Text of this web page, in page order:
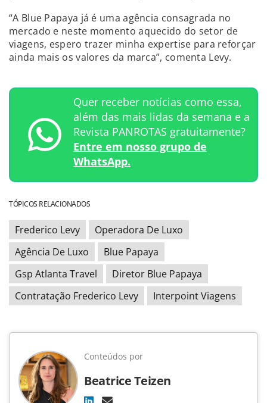
“A Blue Papaya já é uma agência consagrada no
mercado e neste momento aquecido do setor de
viagens, espero trazer minha expertise para reforçar
ainda mais os valores da marca”, comenta Levy.
Quer receber notícias como essa,
além das mais lidas da semana e a
Revista PANROTAS gratuitamente?
Entre em nosso grupo de
WhatsApp.
TÓPICOS RELACIONADOS
Frederico Levy
Operadora De Luxo
Agência De Luxo
Blue Papaya
Gsp Atlanta Travel
Diretor Blue Papaya
Contratação Frederico Levy
Interpoint Viagens
Conteúdos por
Beatrice Teizen